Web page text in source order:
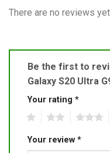
There are no reviews
Be the first to
Galaxy S20 Ultra
Your rating *
Your review *